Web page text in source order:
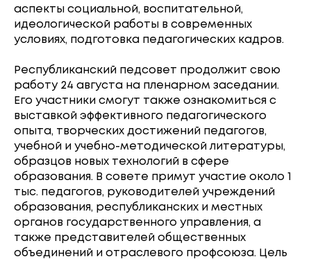
аспекты социальной, воспитательной,
идеологической работы в современных
условиях, подготовка педагогических кадров.
Республиканский педсовет продолжит свою
работу 24 августа на пленарном заседании.
Его участники смогут также ознакомиться с
выставкой эффективного педагогического
опыта, творческих достижений педагогов,
учебной и учебно-методической литературы,
образцов новых технологий в сфере
образования. В совете примут участие около 1
тыс. педагогов, руководителей учреждений
образования, республиканских и местных
органов государственного управления, а
также представителей общественных
объединений и отраслевого профсоюза. Цель